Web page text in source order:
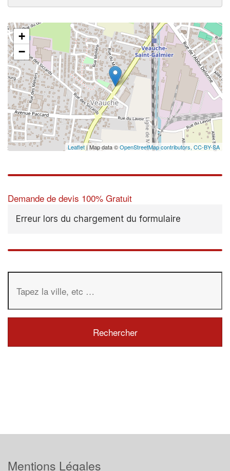
+
−
Leaflet| Map data ©OpenStreetMap contributors, CC-BY-SA
Demande de devis 100% Gratuit
Erreur lors du chargement du formulaire
Mentions Légales